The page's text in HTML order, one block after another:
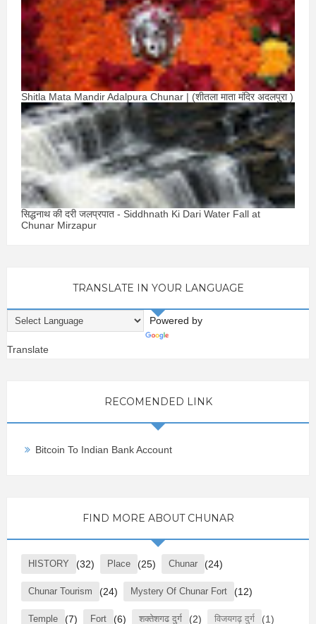
Shitla Mata Mandir Adalpura Chunar | (शीतला माता मंदिर अदलपुरा )
सिद्धनाथ की दरी जलप्रपात - Siddhnath Ki Dari Water Fall at
Chunar Mirzapur
TRANSLATE IN YOUR LANGUAGE
Powered by
Translate
RECOMENDED LINK
Bitcoin To Indian Bank Account
FIND MORE ABOUT CHUNAR
HISTORY (32) Place (25) Chunar (24)
Chunar Tourism (24) Mystery Of Chunar Fort (12)
Temple (7) Fort (6) शक्तेशगढ दुर्ग (2) विजयगढ़ दुर्ग (1)